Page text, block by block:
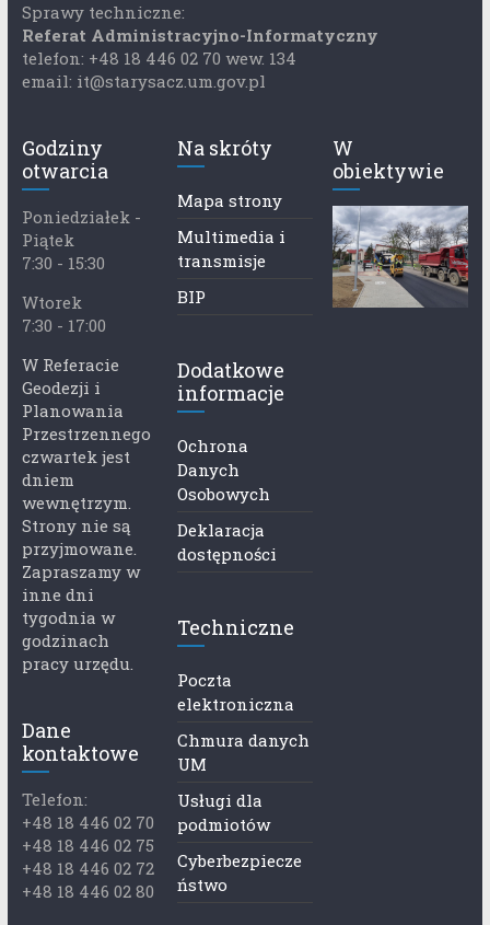
Sprawy techniczne:
Referat Administracyjno-Informatyczny
telefon: +48 18 446 02 70 wew. 134
email: it@starysacz.um.gov.pl
Godziny
otwarcia
Poniedziałek -
Piątek
7:30 - 15:30
Wtorek
7:30 - 17:00
W Referacie
Geodezji i
Planowania
Przestrzennego
czwartek jest
dniem
wewnętrzym.
Strony nie są
przyjmowane.
Zapraszamy w
inne dni
tygodnia w
godzinach
pracy urzędu.
Dane
kontaktowe
Telefon:
+48 18 446 02 70
+48 18 446 02 75
+48 18 446 02 72
+48 18 446 02 80
Na skróty
Mapa strony
Multimedia i
transmisje
BIP
Dodatkowe
informacje
Ochrona
Danych
Osobowych
Deklaracja
dostępności
Techniczne
Poczta
elektroniczna
Chmura danych
UM
Usługi dla
podmiotów
Cyberbezpiecze
ństwo
W
obiektywie